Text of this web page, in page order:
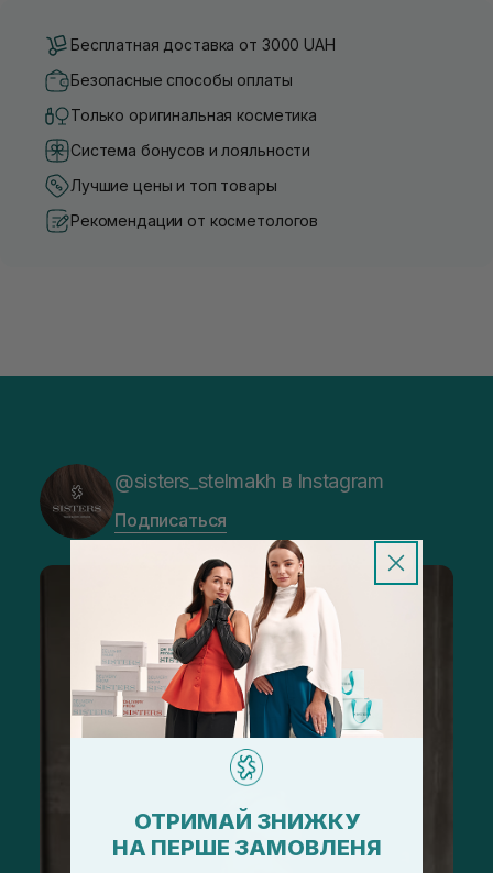
Бесплатная доставка от 3000 UAH
Безопасные способы оплаты
Только оригинальная косметика
Система бонусов и лояльности
Лучшие цены и топ товары
Рекомендации от косметологов
@sisters_stelmakh в Instagram
Подписаться
ОТРИМАЙ ЗНИЖКУ
НА ПЕРШЕ ЗАМОВЛЕНЯ